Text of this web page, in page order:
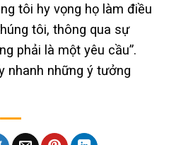
tôi hy vọng họ làm điều
tôi, thông qua sự
phải là một yêu cầu”.
nhanh những ý tưởng